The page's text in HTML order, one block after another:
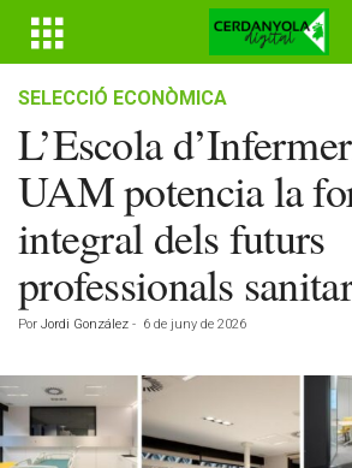
SELECCIÓ ECONÒMICA
L’Escola
UAM potencia la
integral dels futurs
professionals
Por Jordi González - 6 de juny de 2026